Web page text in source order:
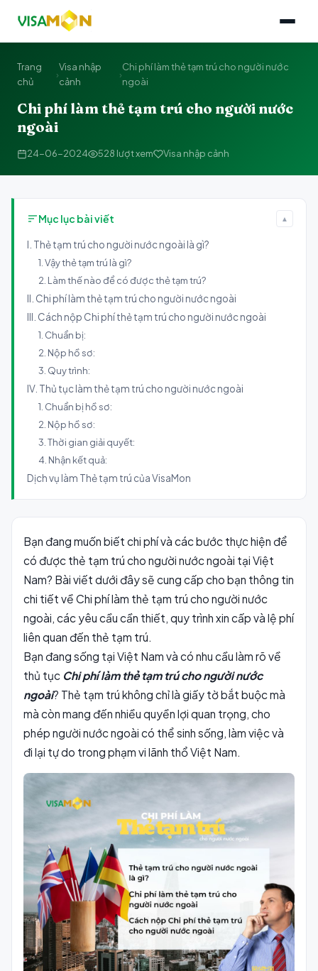
Trang
chủ
›
Visa nhập
cảnh
›
Chi phí làm thẻ tạm trú cho người nước
ngoài
Chi phí làm thẻ tạm trú cho người nước
ngoài
24-06-2024 528 lượt xem Visa nhập cảnh
Mục lục bài viết ▲
I. Thẻ tạm trú cho người nước ngoài là gì?
1. Vậy thẻ tạm trú là gì?
2. Làm thế nào để có được thẻ tạm trú?
II. Chi phí làm thẻ tạm trú cho người nước ngoài
III. Cách nộp Chi phí thẻ tạm trú cho người nước ngoài
1. Chuẩn bị:
2. Nộp hồ sơ:
3. Quy trình:
IV. Thủ tục làm thẻ tạm trú cho người nước ngoài
1. Chuẩn bị hồ sơ:
2. Nộp hồ sơ:
3. Thời gian giải quyết:
4. Nhận kết quả:
Dịch vụ làm Thẻ tạm trú của VisaMon
Bạn đang muốn biết chi phí và các bước thực hiện để
có được thẻ tạm trú cho người nước ngoài tại Việt
Nam? Bài viết dưới đây sẽ cung cấp cho bạn thông tin
chi tiết về Chi phí làm thẻ tạm trú cho người nước
ngoài, các yêu cầu cần thiết, quy trình xin cấp và lệ phí
liên quan đến thẻ tạm trú.
Bạn đang sống tại Việt Nam và có nhu cầu làm rõ về
thủ tục Chi phí làm thẻ tạm trú cho người nước
ngoài? Thẻ tạm trú không chỉ là giấy tờ bắt buộc mà
mà còn mang đến nhiều quyền lợi quan trọng, cho
phép người nước ngoài có thể sinh sống, làm việc và
đi lại tự do trong phạm vi lãnh thổ Việt Nam.